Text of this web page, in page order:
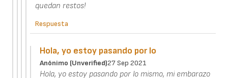
quedan restos!
Respuesta
Hola, yo estoy pasando por lo
Anónimo (unverified)27 Sep 2021
Hola, yo estoy pasando por lo mismo, mi embarazo